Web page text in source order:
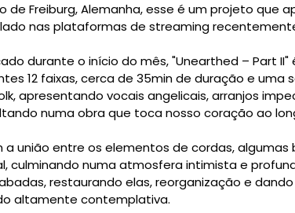
de Freiburg, Alemanha, esse é um projeto que
nas plataformas de streaming
durante o início do mês, "Unearthed – Part
12 faixas, cerca de 35min de duração e
apresentando vocais angelicais, arranjos
numa obra que toca nosso coração ao
a união entre os elementos de cordas,
culminando numa atmosfera intimista e
restaurando elas, reorganização e
altamente contemplativa.